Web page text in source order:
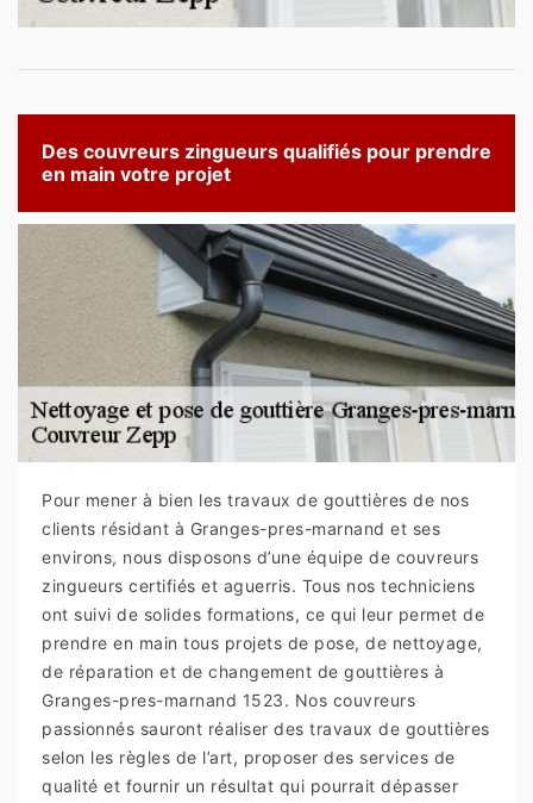
Des couvreurs zingueurs qualifiés pour prendre
en main votre projet
Pour mener à bien les travaux de gouttières de nos
clients résidant à Granges-pres-marnand et ses
environs, nous disposons d’une équipe de couvreurs
zingueurs certifiés et aguerris. Tous nos techniciens
ont suivi de solides formations, ce qui leur permet de
prendre en main tous projets de pose, de nettoyage,
de réparation et de changement de gouttières à
Granges-pres-marnand 1523. Nos couvreurs
passionnés sauront réaliser des travaux de gouttières
selon les règles de l’art, proposer des services de
qualité et fournir un résultat qui pourrait dépasser